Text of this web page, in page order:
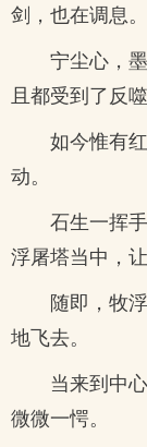
剑，也在调息。
宁尘心，
且都受到了反噬
如今惟有
动。
石生一挥
浮屠塔当中，
随即，牧
地飞去。
当来到中
微微一愕。